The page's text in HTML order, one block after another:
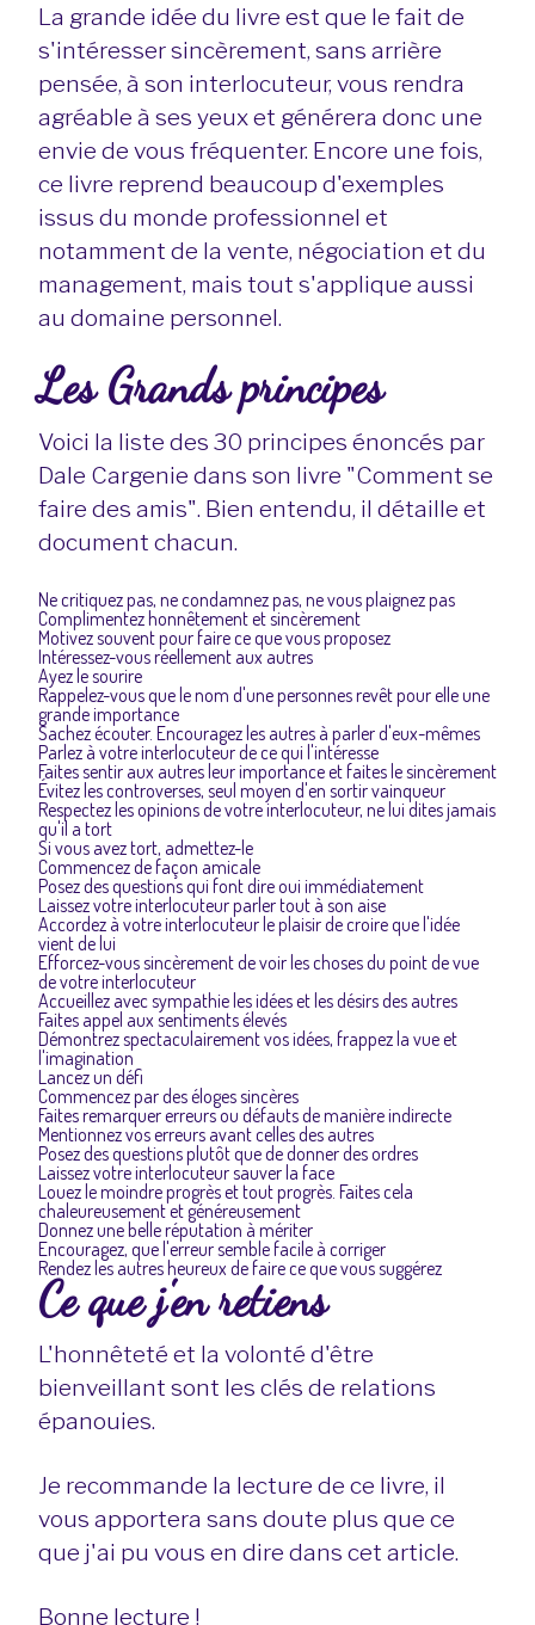
La grande idée du livre est que le fait de
s'intéresser sincèrement, sans arrière
pensée, à son interlocuteur, vous rendra
agréable à ses yeux et générera donc une
envie de vous fréquenter. Encore une fois,
ce livre reprend beaucoup d'exemples
issus du monde professionnel et
notamment de la vente, négociation et du
management, mais tout s'applique aussi
au domaine personnel.
Les Grands principes
Voici la liste des 30 principes énoncés par
Dale Cargenie dans son livre "Comment se
faire des amis". Bien entendu, il détaille et
document chacun.
Ne critiquez pas, ne condamnez pas, ne vous plaignez pas
Complimentez honnêtement et sincèrement
Motivez souvent pour faire ce que vous proposez
Intéressez-vous réellement aux autres
Ayez le sourire
Rappelez-vous que le nom d'une personnes revêt pour elle une
grande importance
Sachez écouter. Encouragez les autres à parler d'eux-mêmes
Parlez à votre interlocuteur de ce qui l'intéresse
Faites sentir aux autres leur importance et faites le sincèrement
Évitez les controverses, seul moyen d'en sortir vainqueur
Respectez les opinions de votre interlocuteur, ne lui dites jamais
qu'il a tort
Si vous avez tort, admettez-le
Commencez de façon amicale
Posez des questions qui font dire oui immédiatement
Laissez votre interlocuteur parler tout à son aise
Accordez à votre interlocuteur le plaisir de croire que l'idée
vient de lui
Efforcez-vous sincèrement de voir les choses du point de vue
de votre interlocuteur
Accueillez avec sympathie les idées et les désirs des autres
Faites appel aux sentiments élevés
Démontrez spectaculairement vos idées, frappez la vue et
l'imagination
Lancez un défi
Commencez par des éloges sincères
Faites remarquer erreurs ou défauts de manière indirecte
Mentionnez vos erreurs avant celles des autres
Posez des questions plutôt que de donner des ordres
Laissez votre interlocuteur sauver la face
Louez le moindre progrès et tout progrès. Faites cela
chaleureusement et généreusement
Donnez une belle réputation à mériter
Encouragez, que l'erreur semble facile à corriger
Rendez les autres heureux de faire ce que vous suggérez
Ce que j'en retiens
L'honnêteté et la volonté d'être
bienveillant sont les clés de relations
épanouies.
Je recommande la lecture de ce livre, il
vous apportera sans doute plus que ce
que j'ai pu vous en dire dans cet article.
Bonne lecture !